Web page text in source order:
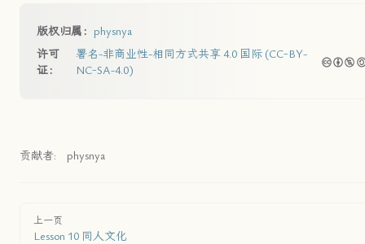
版权归属： physnya
许可
证：
署名-非商业性-相同方式共享 4.0 国际 (CC-BY-
NC-SA-4.0)
贡献者: physnya
上一页
Lesson 10 同人文化